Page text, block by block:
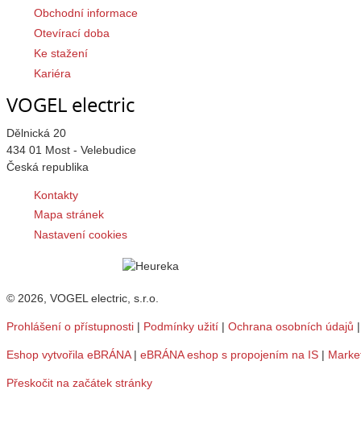
Obchodní informace
Otevírací doba
Ke stažení
Kariéra
VOGEL electric
Dělnická 20
434 01 Most - Velebudice
Česká republika
Kontakty
Mapa stránek
Nastavení cookies
© 2026, VOGEL electric, s.r.o.
Prohlášení o přístupnosti | Podmínky užití | Ochrana osobních údajů
Eshop vytvořila eBRÁNA| eBRÁNA eshop s propojením na IS |
Přeskočit na začátek stránky